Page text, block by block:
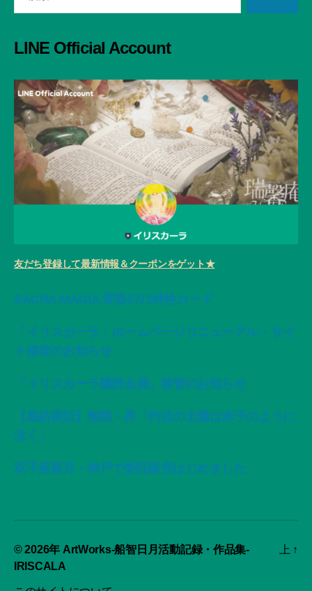
LINE Official Account
友だち登録して最新情報＆クーポンをゲット★
SACRA MAGIA 変容の72神性カード
「イリスカーラ」ホームページリニューアル・サイ
ト移管のお知らせ
「イリスカーラ購読会員」移管のお知らせ
【星紡夜話】無限・昇「灼位の太陽は赤子のように
泣く」
双子座新月・神戸で委託販売はじめました
© 2026年 ArtWorks-船智日月活動記録・作品集-
IRISCALA
上 ↑